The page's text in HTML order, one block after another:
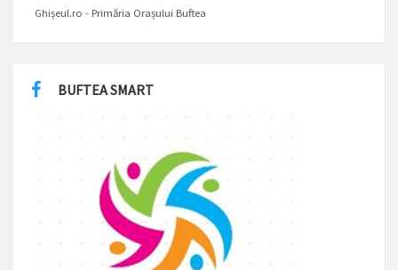
Ghișeul.ro - Primăria Orașului Buftea
BUFTEA SMART